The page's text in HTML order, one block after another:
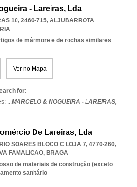
- Lareiras, Lda
10, 2460-715, ALJUBARROTA
de mármore e de rochas similares
Ver no Mapa
for:
...MARCELO & NOGUEIRA - LAREIRAS,
De Lareiras, Lda
SOARES BLOCO C LOJA 7, 4770-260,
FAMALICAO, BRAGA
de materiais de construção (exceto
sanitário